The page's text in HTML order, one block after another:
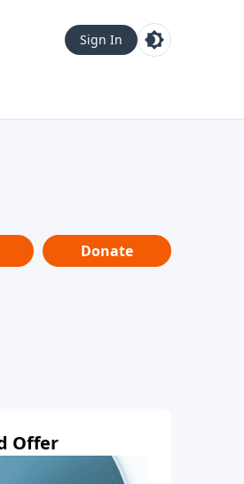
Sign In
Donate
Offer